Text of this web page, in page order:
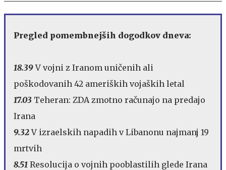
Pregled pomembnejših dogodkov dneva:
18.39V vojni z Iranom uničenih ali
poškodovanih 42 ameriških vojaških letal
17.03 Teheran: ZDA zmotno računajo na predajo
Irana
9.32V izraelskih napadih v Libanonu najmanj 19
mrtvih
8.51 Resolucija o vojnih pooblastilih glede Irana